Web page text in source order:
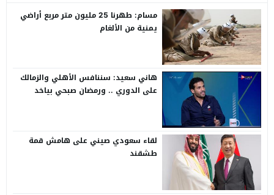
مسام: طهرنا 25 مليون متر مربع أراضي
يمنية من الألغام
هاني سعيد: سننافس الأهلي والزمالك
على الدوري .. ورمضان صبحي بياخد
لقاء سعودي صيني على هامش قمة
طشقند